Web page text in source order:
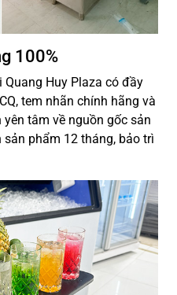
100%
Huy Plaza có đầy
tem nhãn chính hãng và
yên tâm về nguồn gốc sản
phẩm 12 tháng, bảo trì